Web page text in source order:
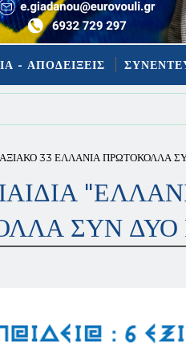
- ΑΠΟΔΕΙΞΕΙΣ
ΑΞΙΑΚΟ 33 ΕΛΛΑΝΙΑ ΠΡΩΤΟΚΟΛΛΑ
ΣΥΝ ΔΥΟ